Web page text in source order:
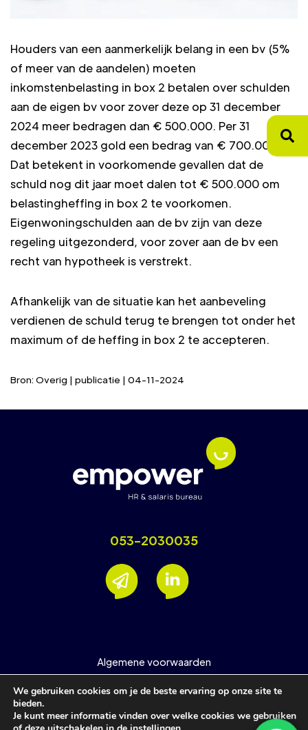
Houders van een aanmerkelijk belang in een bv (5%
of meer van de aandelen) moeten
inkomstenbelasting in box 2 betalen over schulden
aan de eigen bv voor zover deze op 31 december
2024 meer bedragen dan € 500.000. Per 31
december 2023 gold een bedrag van € 700.000.
Dat betekent in voorkomende gevallen dat de
schuld nog dit jaar moet dalen tot € 500.000 om
belastingheffing in box 2 te voorkomen.
Eigenwoningschulden aan de bv zijn van deze
regeling uitgezonderd, voor zover aan de bv een
recht van hypotheek is verstrekt.
Afhankelijk van de situatie kan het aanbeveling
verdienen de schuld terug te brengen tot onder het
maximum of de heffing in box 2 te accepteren.
Bron: Overig | publicatie | 04-11-2024
053-2030035
Algemene voorwaarden
Support
We gebruiken cookies om je de beste ervaring op onze site te
bieden.
Je kunt meer informatie vinden over welke cookies we gebruiken